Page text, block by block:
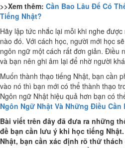
>>Xem thêm: Cần Bao Lâu Để Có
Tiếng Nhật?
Hãy lập tức nhắc lại mỗi khi nghe
nào đó. Với cách học, người mới học
ngôn ngữ một cách rất đơn giản. Điều
và bạn nên ghi âm lại để nhờ người
Muốn thành thạo tiếng Nhật, bạn cần
vào nó thì bạn mới có thể thành thạo
Ngôn ngữ Nhật hiệu quả hơn bạn có
Ngôn Ngữ Nhật Và Những Điều Cần
Bài viết trên đây đã đưa ra những
đề bạn cần lưu ý khi học tiếng
Nhật, bạn cần xác định rõ thử